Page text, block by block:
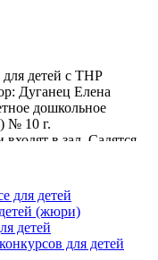
для детей с ТНР
Дуганец Елена
дошкольное
№ 10 г.
в зал. Садятся
нам идёт.Осень, ты
ты сладкая!Но зато
спеши к нам в
осень: Кто ждал
— хозяйка
осень. Бродит
для детей
детей (жюри)
детей
для детей